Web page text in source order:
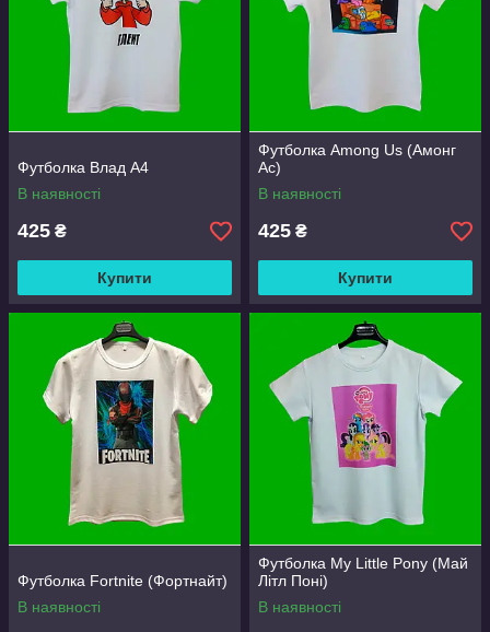
Футболка Влад А4
В наявності
425 ₴
Купити
Футболка Among Us (Амонг
Ас)
В наявності
425 ₴
Купити
Футболка Fortnite (Фортнайт)
В наявності
Футболка My Little Pony (Май
Літл Поні)
В наявності